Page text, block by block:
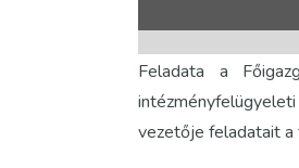
Feladata a
vezetője feladatait